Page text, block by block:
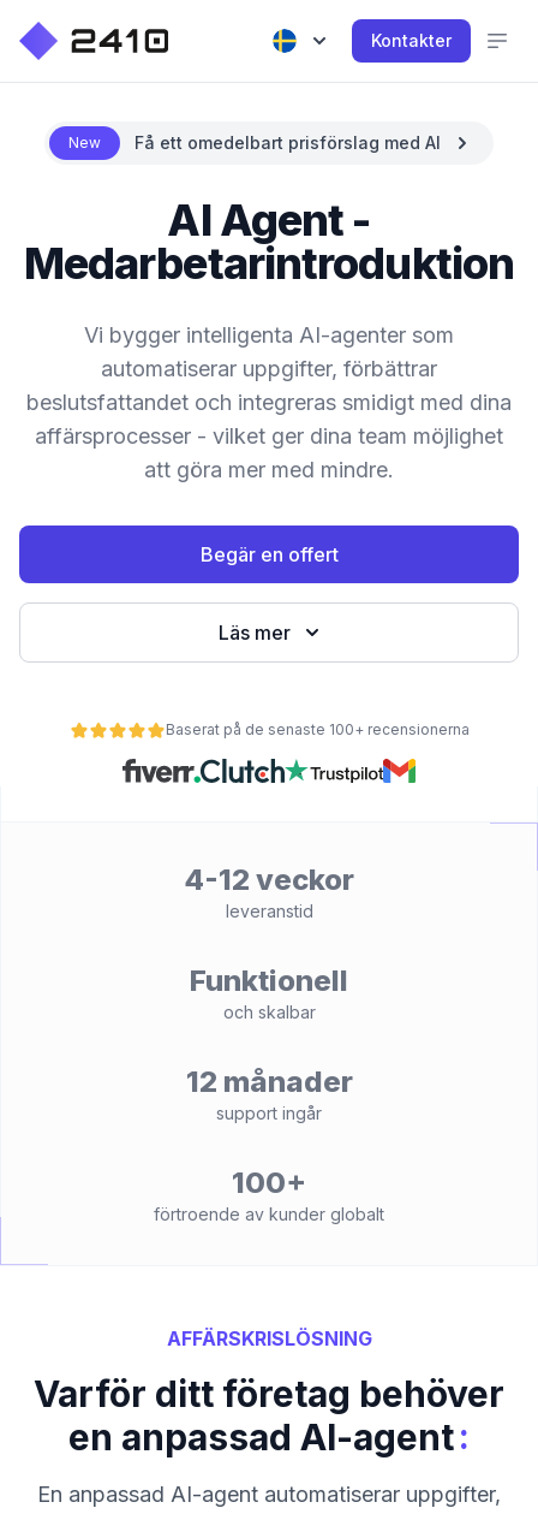
Kontakter
New Få ett omedelbart prisförslag med AI
AI Agent -
Medarbetarintroduktion
Vi bygger intelligenta AI-agenter som
automatiserar uppgifter, förbättrar
beslutsfattandet och integreras smidigt med dina
affärsprocesser - vilket ger dina team möjlighet
att göra mer med mindre.
Begär en offert
Läs mer
Baserat på de senaste 100+ recensionerna
4-12 veckor
leveranstid
Funktionell
och skalbar
12 månader
support ingår
100+
förtroende av kunder globalt
AFFÄRSKRISLÖSNING
Varför ditt företag behöver
en anpassad AI-agent:
En anpassad AI-agent automatiserar uppgifter,